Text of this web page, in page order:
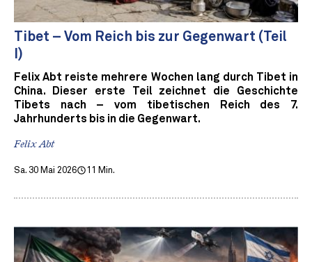
Tibet – Vom Reich bis zur Gegenwart (Teil
I)
Felix Abt reiste mehrere Wochen lang durch Tibet in
China. Dieser erste Teil zeichnet die Geschichte
Tibets nach – vom tibetischen Reich des 7.
Jahrhunderts bis in die Gegenwart.
Felix Abt
Sa. 30 Mai 2026 11 Min.